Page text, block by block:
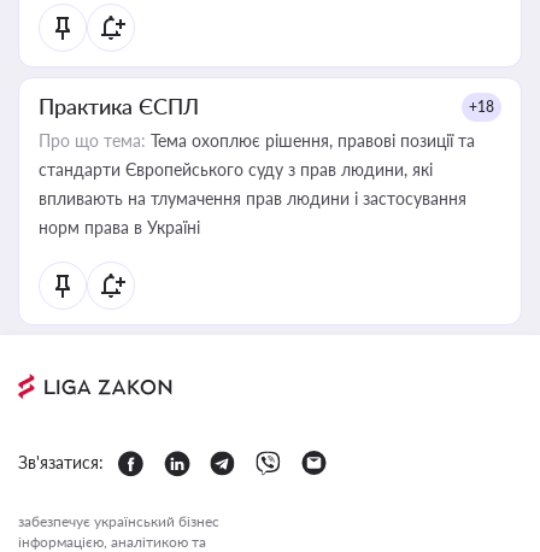
Практика ЄСПЛ +18
Про що тема: Тема охоплює рішення, правові позиції та
стандарти Європейського суду з прав людини, які
впливають на тлумачення прав людини і застосування
норм права в Україні
Зв'язатися:
забезпечує український бізнес
інформацією, аналітикою та